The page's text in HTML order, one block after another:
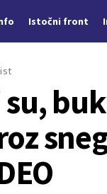
Istočni front